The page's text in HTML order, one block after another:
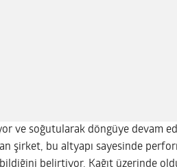
ve soğutularak döngüye devam
şirket, bu altyapı sayesinde
belirtiyor. Kağıt üzerinde